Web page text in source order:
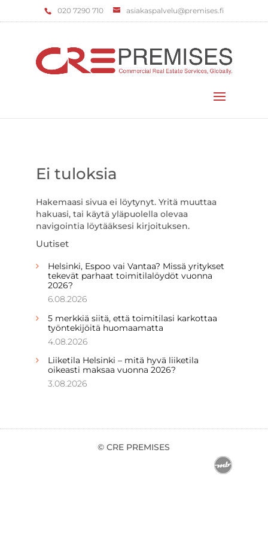
‌020 7290 710 asiakaspalvelu@premises.fi
Ei tuloksia
Hakemaasi sivua ei löytynyt. Yritä muuttaa
hakuasi, tai käytä yläpuolella olevaa
navigointia löytääksesi kirjoituksen.
Uutiset
Helsinki, Espoo vai Vantaa? Missä yritykset
tekevät parhaat toimitilalöydöt vuonna
2026?
6.08.2026
5 merkkiä siitä, että toimitilasi karkottaa
työntekijöitä huomaamatta
4.08.2026
Liiketila Helsinki – mitä hyvä liiketila
oikeasti maksaa vuonna 2026?
3.08.2026
© CRE PREMISES